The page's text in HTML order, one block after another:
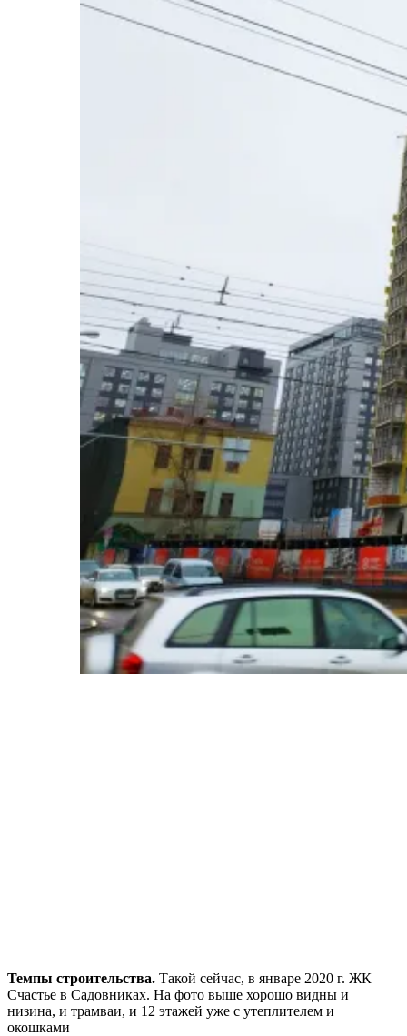
Темпы строительства. Такой сейчас, в январе 2020 г. ЖК
Счастье в Садовниках. На фото выше хорошо видны и
низина, и трамваи, и 12 этажей уже с утеплителем и
окошками